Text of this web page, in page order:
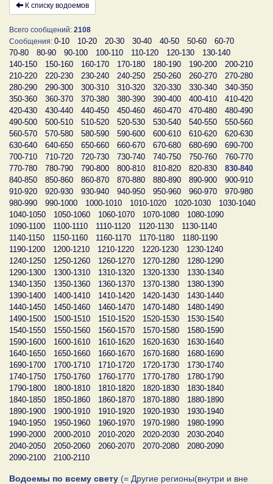
К списку водоемов
Всего сообщений: 2108
Сообщения: 0-10 10-20 20-30 30-40 40-50 50-60
60-70
70-80
80-90 90-100 100-110 110-120 120-130
130-140
140-150
150-160 160-170 170-180 180-190 190-200
200-210
210-220
220-230 230-240 240-250 250-260 260-270
270-280
280-290
290-300 300-310 310-320 320-330 330-340
340-350
350-360
360-370 370-380 380-390 390-400 400-410
410-420
420-430
430-440 440-450 450-460 460-470 470-480
480-490
490-500
500-510 510-520 520-530 530-540 540-550
550-560
560-570
570-580 580-590 590-600 600-610 610-620
620-630
630-640
640-650 650-660 660-670 670-680 680-690
690-700
700-710
710-720 720-730 730-740 740-750 750-760
760-770
770-780
780-790 790-800 800-810 810-820 820-830
830-840
840-850
850-860 860-870 870-880 880-890 890-900
900-910
910-920
920-930 930-940 940-950 950-960 960-970
970-980
980-990
990-1000 1000-1010 1010-1020 1020-1030
1030-1040
1040-1050
1050-1060 1060-1070 1070-1080
1080-1090
1090-1100
1100-1110 1110-1120 1120-1130
1130-1140
1140-1150
1150-1160 1160-1170 1170-1180
1180-1190
1190-1200
1200-1210 1210-1220 1220-1230
1230-1240
1240-1250
1250-1260 1260-1270 1270-1280
1280-1290
1290-1300
1300-1310 1310-1320 1320-1330
1330-1340
1340-1350
1350-1360 1360-1370 1370-1380
1380-1390
1390-1400
1400-1410 1410-1420 1420-1430
1430-1440
1440-1450
1450-1460 1460-1470 1470-1480
1480-1490
1490-1500
1500-1510 1510-1520 1520-1530
1530-1540
1540-1550
1550-1560 1560-1570 1570-1580
1580-1590
1590-1600
1600-1610 1610-1620 1620-1630
1630-1640
1640-1650
1650-1660 1660-1670 1670-1680
1680-1690
1690-1700
1700-1710 1710-1720 1720-1730
1730-1740
1740-1750
1750-1760 1760-1770 1770-1780
1780-1790
1790-1800
1800-1810 1810-1820 1820-1830
1830-1840
1840-1850
1850-1860 1860-1870 1870-1880
1880-1890
1890-1900
1900-1910 1910-1920 1920-1930
1930-1940
1940-1950
1950-1960 1960-1970 1970-1980
1980-1990
1990-2000
2000-2010 2010-2020 2020-2030
2030-2040
2040-2050
2050-2060 2060-2070 2070-2080
2080-2090
2090-2100
2100-2110
Водоемы по всему свету (= Другие регионы(внутри и вне